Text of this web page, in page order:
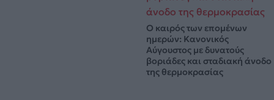
Ο καιρός των επομένων
ημερών: Κανονικός
Αύγουστος με δυνατούς
βοριάδες και σταδιακή άνοδο
της θερμοκρασίας